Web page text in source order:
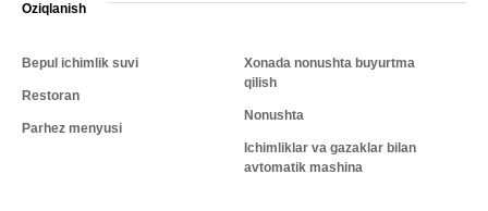
Oziqlanish
Bepul ichimlik suvi
Restoran
Parhez menyusi
Xonada nonushta buyurtma
qilish
Nonushta
Ichimliklar va gazaklar bilan
avtomatik mashina